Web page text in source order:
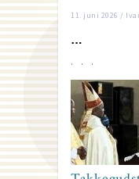
11. juni 2026 /
…